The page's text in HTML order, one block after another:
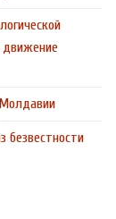
движение
безвестности